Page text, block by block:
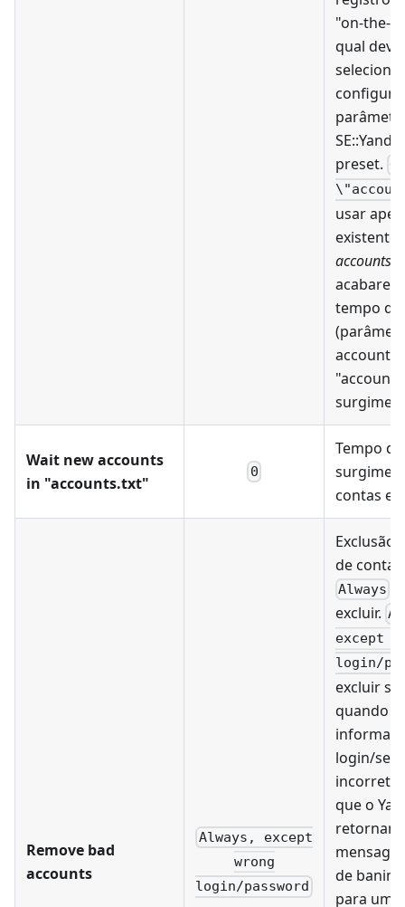
"on-the-
qual
preset.
usar
tempo
accounts
Wait new accounts
in "accounts.txt"
0
Tempo
contas
Remove bad
accounts
Always, except
wrong
login/password
Exclusão
de
Always
excluir.
except
login/
excluir
quando o
informar
login/
que o
retornar
de
para